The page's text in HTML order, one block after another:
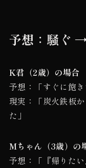
予想：騒ぐ
K君（2歳）の場合
予想：「すぐに飽き
現実：「炭火鉄板
た」
Mちゃん（3歳）の
予想：「『帰りたい